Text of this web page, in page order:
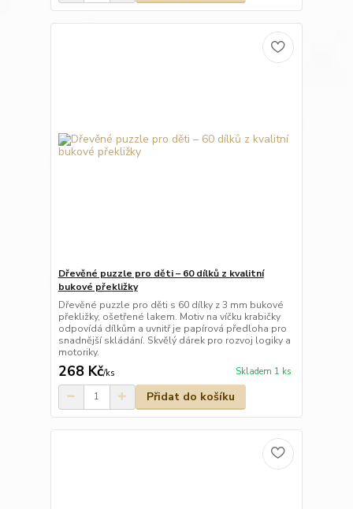
Dřevěné puzzle pro děti – 60 dílků z kvalitní
bukové překližky
Dřevěné puzzle pro děti s 60 dílky z 3 mm bukové
překližky, ošetřené lakem. Motiv na víčku krabičky
odpovídá dílkům a uvnitř je papírová předloha pro
snadnější skládání. Skvělý dárek pro rozvoj logiky a
motoriky.
268 Kč/ks Skladem 1 ks
Přidat do košíku